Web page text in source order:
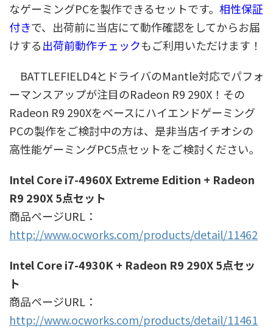
なゲーミングPCを製作できるセットです。 相性保証
付きで、出荷前に当店にて動作確認をしてからお届
けする出荷前動作チェックもご利用いただけます！
BATTLEFIELD4とドライバのMantle対応でパフォ
ーマンスアップが注目のRadeon R9 290X！その
Radeon R9 290Xをベースにハイエンドゲーミング
PCの製作をご検討中の方は、是非当店イチオシの
高性能ゲーミングPC5点セットをご検討ください。
Intel Core i7-4960X Extreme Edition + Radeon
R9 290X 5点セット
商品ページURL：
http://www.ocworks.com/products/detail/11462
Intel Core i7-4930K + Radeon R9 290X 5点セッ
ト
商品ページURL：
http://www.ocworks.com/products/detail/11461